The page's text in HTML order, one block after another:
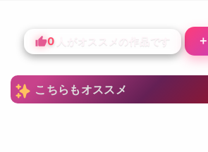
0 人がオススメの作品です ＋
こちらもオススメ